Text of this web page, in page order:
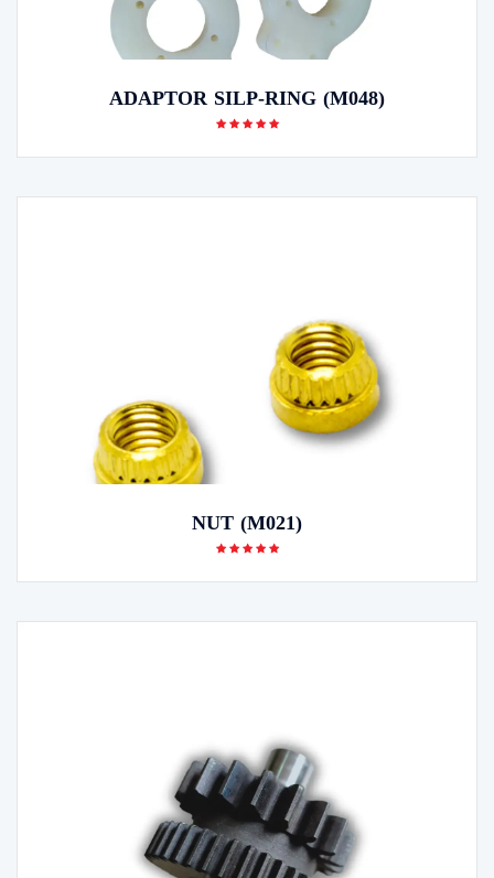
ADAPTOR SILP-RING (M048)
NUT (M021)